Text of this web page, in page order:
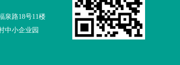
泉路18号11楼
中小企业园